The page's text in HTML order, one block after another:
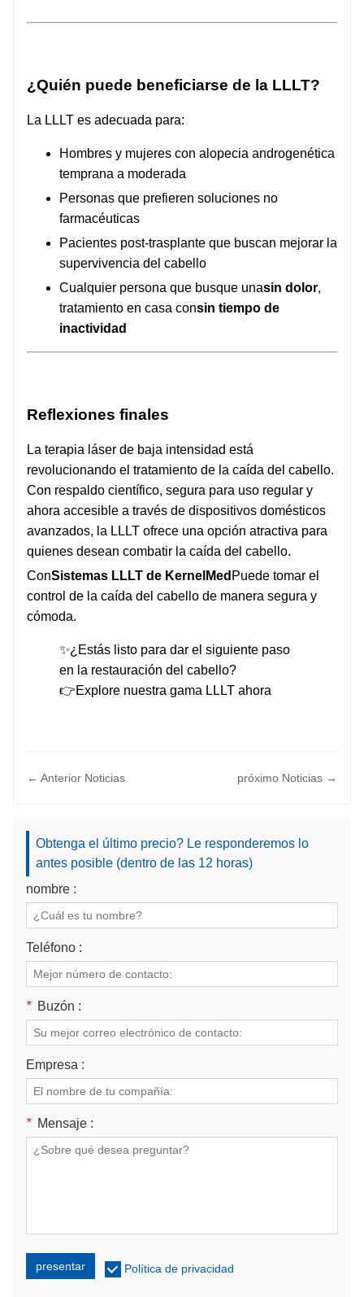
¿Quién puede beneficiarse de la LLLT?
La LLLT es adecuada para:
Hombres y mujeres con alopecia androgenética
temprana a moderada
Personas que prefieren soluciones no
farmacéuticas
Pacientes post-trasplante que buscan mejorar la
supervivencia del cabello
Cualquier persona que busque unasin dolor,
tratamiento en casa consin tiempo de
inactividad
Reflexiones finales
La terapia láser de baja intensidad está
revolucionando el tratamiento de la caída del cabello.
Con respaldo científico, segura para uso regular y
ahora accesible a través de dispositivos domésticos
avanzados, la LLLT ofrece una opción atractiva para
quienes desean combatir la caída del cabello.
ConSistemas LLLT de KernelMed Puede tomar el
control de la caída del cabello de manera segura y
cómoda.
✨¿Estás listo para dar el siguiente paso
en la restauración del cabello?
👉Explore nuestra gama LLLT ahora
← Anterior Noticias próximo Noticias →
Obtenga el último precio? Le responderemos lo
antes posible (dentro de las 12 horas)
nombre :
Teléfono :
* Buzón :
Empresa :
* Mensaje :
presentar Política de privacidad